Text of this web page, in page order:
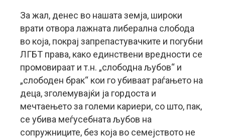
За жал, денес во нашата земја, широки
врати отвора лажната либерална слобода
во која, покрај запрепастувачките и погубни
ЛГБТ права, како единствени вредности се
промовираат и т.н. „слободна љубов“ и
„слободен брак“ кои го убиваат раѓањето на
деца, зголемувајќи ја гордоста и
мечтаењето за големи кариери, со што, пак,
се убива меѓусебната љубов на
сопружниците, без која во семејството не